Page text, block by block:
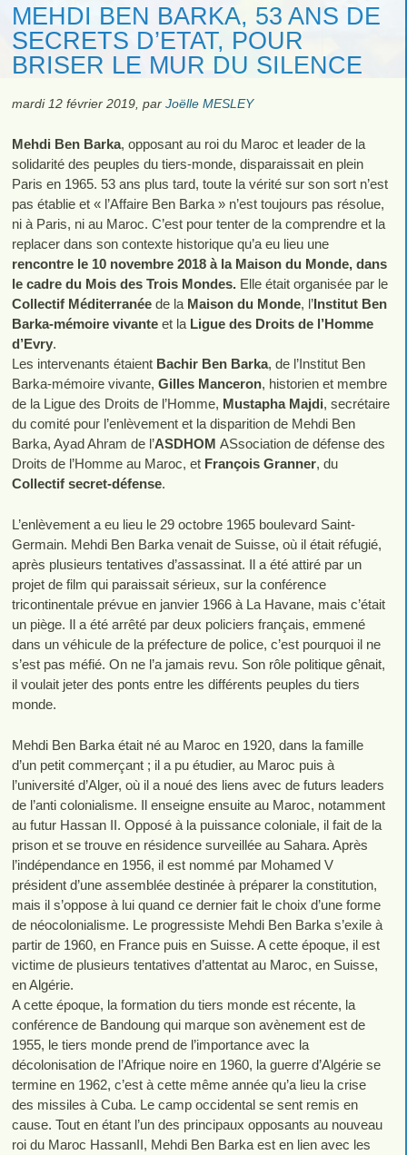
MEHDI BEN BARKA, 53 ANS DE
SECRETS D’ETAT, POUR
BRISER LE MUR DU SILENCE
mardi 12 février 2019, par Joëlle MESLEY
Mehdi Ben Barka, opposant au roi du Maroc et leader de la
solidarité des peuples du tiers-monde, disparaissait en plein
Paris en 1965. 53 ans plus tard, toute la vérité sur son sort n’est
pas établie et « l’Affaire Ben Barka » n’est toujours pas résolue,
ni à Paris, ni au Maroc. C’est pour tenter de la comprendre et la
replacer dans son contexte historique qu’a eu lieu une
rencontre le 10 novembre 2018 à la Maison du Monde, dans
le cadre du Mois des Trois Mondes.Elle était organisée par le
Collectif Méditerranéede la Maison du Monde, l’Institut Ben
Barka-mémoire vivanteet la Ligue des Droits de l’Homme
d’Evry.
Les intervenants étaient Bachir Ben Barka, de l’Institut Ben
Barka-mémoire vivante, Gilles Manceron, historien et membre
de la Ligue des Droits de l’Homme, Mustapha Majdi, secrétaire
du comité pour l’enlèvement et la disparition de Mehdi Ben
Barka, Ayad Ahram de l’ASDHOM ASsociation de défense des
Droits de l’Homme au Maroc, et François Granner, du
Collectif secret-défense.
L’enlèvement a eu lieu le 29 octobre 1965 boulevard Saint-
Germain. Mehdi Ben Barka venait de Suisse, où il était réfugié,
après plusieurs tentatives d’assassinat. Il a été attiré par un
projet de film qui paraissait sérieux, sur la conférence
tricontinentale prévue en janvier 1966 à La Havane, mais c’était
un piège. Il a été arrêté par deux policiers français, emmené
dans un véhicule de la préfecture de police, c’est pourquoi il ne
s’est pas méfié. On ne l’a jamais revu. Son rôle politique gênait,
il voulait jeter des ponts entre les différents peuples du tiers
monde.
Mehdi Ben Barka était né au Maroc en 1920, dans la famille
d’un petit commerçant ; il a pu étudier, au Maroc puis à
l’université d’Alger, où il a noué des liens avec de futurs leaders
de l’anti colonialisme. Il enseigne ensuite au Maroc, notamment
au futur Hassan II. Opposé à la puissance coloniale, il fait de la
prison et se trouve en résidence surveillée au Sahara. Après
l’indépendance en 1956, il est nommé par Mohamed V
président d’une assemblée destinée à préparer la constitution,
mais il s’oppose à lui quand ce dernier fait le choix d’une forme
de néocolonialisme. Le progressiste Mehdi Ben Barka s’exile à
partir de 1960, en France puis en Suisse. A cette époque, il est
victime de plusieurs tentatives d’attentat au Maroc, en Suisse,
en Algérie.
A cette époque, la formation du tiers monde est récente, la
conférence de Bandoung qui marque son avènement est de
1955, le tiers monde prend de l’importance avec la
décolonisation de l’Afrique noire en 1960, la guerre d’Algérie se
termine en 1962, c’est à cette même année qu’a lieu la crise
des missiles à Cuba. Le camp occidental se sent remis en
cause. Tout en étant l’un des principaux opposants au nouveau
roi du Maroc HassanII, Mehdi Ben Barka est en lien avec les